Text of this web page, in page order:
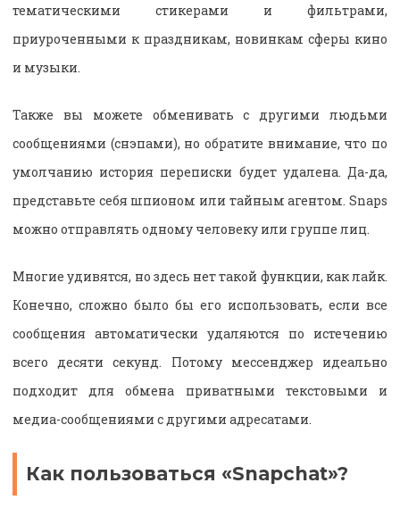
тематическими стикерами и фильтрами,
приуроченными к праздникам, новинкам сферы кино
и музыки.
Также вы можете обменивать с другими людьми
сообщениями (снэпами), но обратите внимание, что по
умолчанию история переписки будет удалена. Да-да,
представьте себя шпионом или тайным агентом. Snaps
можно отправлять одному человеку или группе лиц.
Многие удивятся, но здесь нет такой функции, как лайк.
Конечно, сложно было бы его использовать, если все
сообщения автоматически удаляются по истечению
всего десяти секунд. Потому мессенджер идеально
подходит для обмена приватными текстовыми и
медиа-сообщениями с другими адресатами.
Как пользоваться «Snapchat»?